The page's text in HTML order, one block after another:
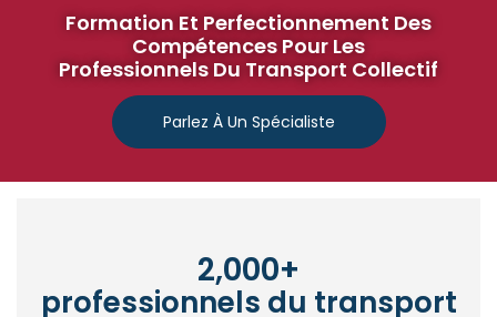
Formation Et Perfectionnement Des
Compétences Pour Les
Professionnels Du Transport Collectif
Parlez À Un Spécialiste
professionnels du transport
2,000+